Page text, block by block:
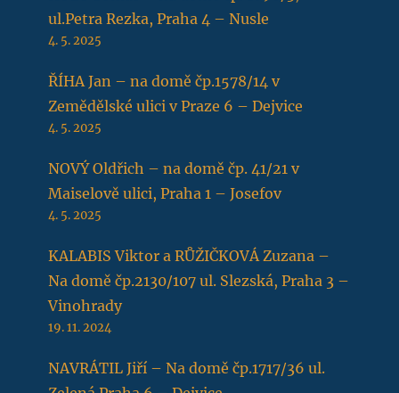
ul.Petra Rezka, Praha 4 – Nusle
4. 5. 2025
ŘÍHA Jan – na domě čp.1578/14 v
Zemědělské ulici v Praze 6 – Dejvice
4. 5. 2025
NOVÝ Oldřich – na domě čp. 41/21 v
Maiselově ulici, Praha 1 – Josefov
4. 5. 2025
KALABIS Viktor a RŮŽIČKOVÁ Zuzana –
Na domě čp.2130/107 ul. Slezská, Praha 3 –
Vinohrady
19. 11. 2024
NAVRÁTIL Jiří – Na domě čp.1717/36 ul.